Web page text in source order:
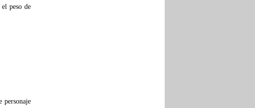
peso de
personaje